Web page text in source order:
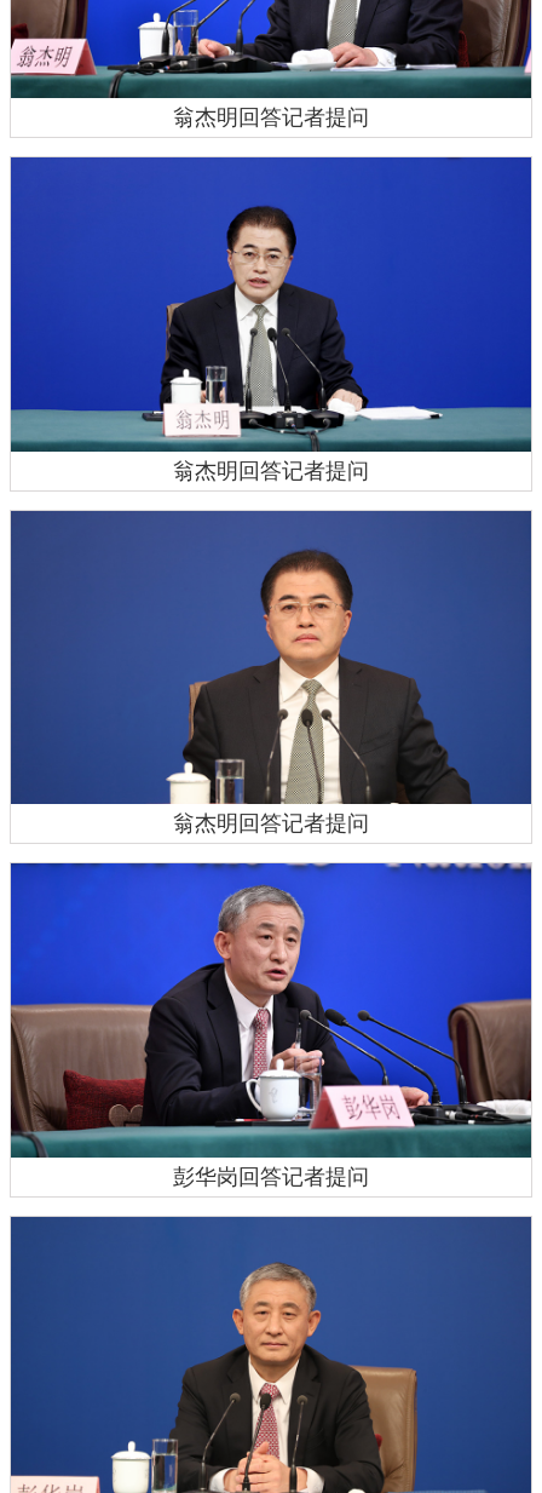
翁杰明回答记者提问
翁杰明回答记者提问
翁杰明回答记者提问
彭华岗回答记者提问